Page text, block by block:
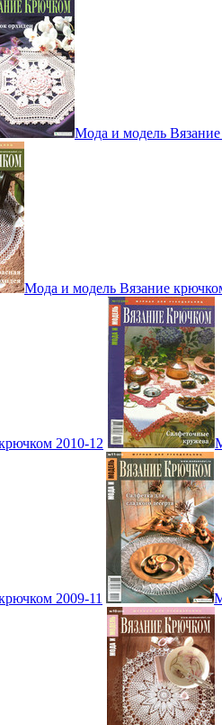
Мода и модель
Мода и модель Вязание
2010-12
2009-11